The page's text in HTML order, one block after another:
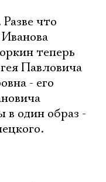
что
теперь
Павловича
- его
в один образ -